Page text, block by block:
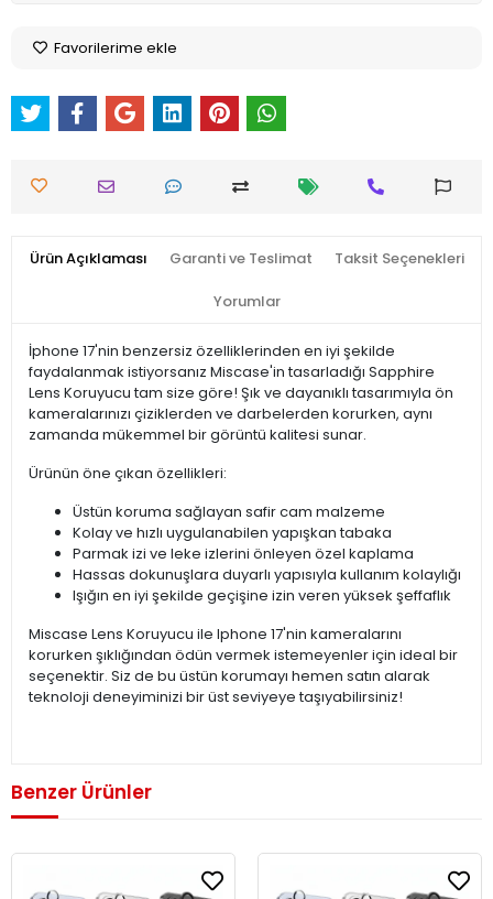
Favorilerime ekle
Ürün Açıklaması Garanti ve Teslimat Taksit Seçenekleri
Yorumlar
İphone 17'nin benzersiz özelliklerinden en iyi şekilde
faydalanmak istiyorsanız Miscase'in tasarladığı Sapphire
Lens Koruyucu tam size göre! Şık ve dayanıklı tasarımıyla ön
kameralarınızı çiziklerden ve darbelerden korurken, aynı
zamanda mükemmel bir görüntü kalitesi sunar.
Ürünün öne çıkan özellikleri:
Üstün koruma sağlayan safir cam malzeme
Kolay ve hızlı uygulanabilen yapışkan tabaka
Parmak izi ve leke izlerini önleyen özel kaplama
Hassas dokunuşlara duyarlı yapısıyla kullanım kolaylığı
Işığın en iyi şekilde geçişine izin veren yüksek şeffaflık
Miscase Lens Koruyucu ile Iphone 17'nin kameralarını
korurken şıklığından ödün vermek istemeyenler için ideal bir
seçenektir. Siz de bu üstün korumayı hemen satın alarak
teknoloji deneyiminizi bir üst seviyeye taşıyabilirsiniz!
Benzer Ürünler